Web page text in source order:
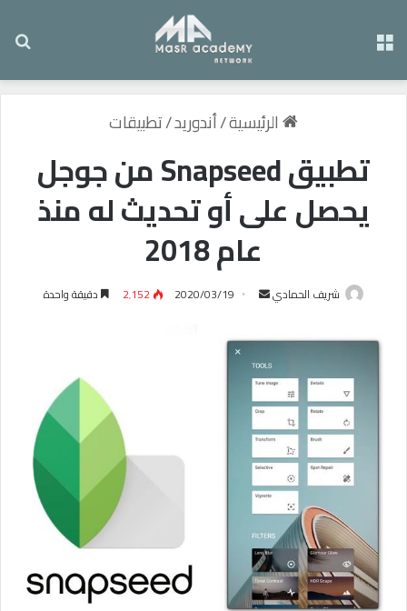
الرئيسية/أندوريد/تطبيقات
تطبيق Snapseed من جوجل
يحصل على أو تحديث له منذ
عام 2018
شريف الحمادي
س
ل
ب
ر
ي
د
ا
إ
ل
ك
ت
ر
و
2020/03/19 2٬152 دقيقة واحدة